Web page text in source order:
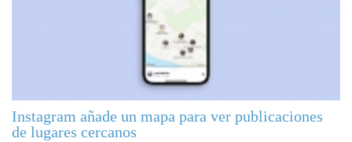
Instagram añade un mapa para ver publicaciones
de lugares cercanos